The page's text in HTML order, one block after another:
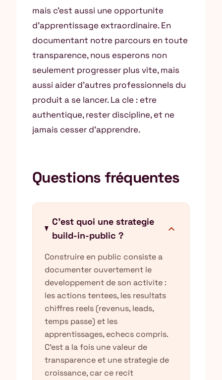
mais c’est aussi une opportunite
d’apprentissage extraordinaire. En
documentant notre parcours en toute
transparence, nous esperons non
seulement progresser plus vite, mais
aussi aider d’autres professionnels du
produit a se lancer. La cle : etre
authentique, rester discipline, et ne
jamais cesser d’apprendre.
Questions fréquentes
C'est quoi une strategie
build-in-public ?
expand_more
Construire en public consiste a
documenter ouvertement le
developpement de son activite :
les actions tentees, les resultats
chiffres reels (revenus, leads,
temps passe) et les
apprentissages, echecs compris.
C'est a la fois une valeur de
transparence et une strategie de
croissance, car ce recit